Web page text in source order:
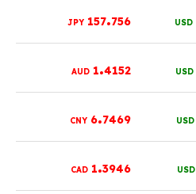
USD
157.756
JPY
USD
1.4152
AUD
USD
6.7469
CNY
USD
1.3946
CAD